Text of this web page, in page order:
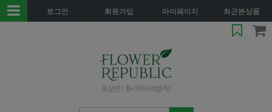
로그인 회원가입 마이페이지 최근본상품